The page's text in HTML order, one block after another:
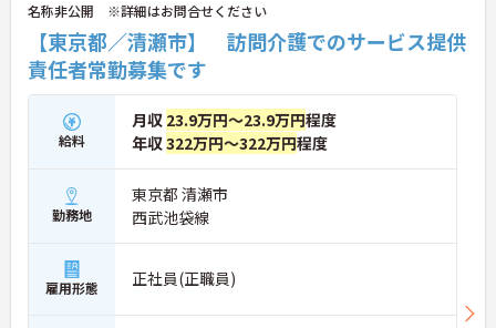
名称非公開 ※詳細はお問合せください
【東京都／清瀬市】 訪問介護でのサービス提供
責任者常勤募集です
給料
月収 23.9万円～23.9万円程度
年収322万円～322万円程度
勤務地
東京都 清瀬市
西武池袋線
雇用形態 正社員(正職員)